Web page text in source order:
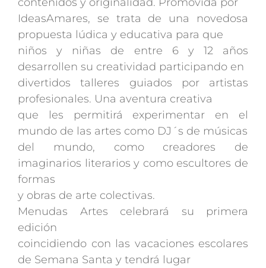
IdeasAmares, se trata de una novedosa
propuesta lúdica y educativa para que
niños y niñas de entre 6 y 12 años
desarrollen su creatividad participando en
divertidos talleres guiados por artistas
profesionales. Una aventura creativa
que les permitirá experimentar en el
mundo de las artes como DJ´s de músicas
del mundo, como creadores de
imaginarios literarios y como escultores de
formas
y obras de arte colectivas.
Menudas Artes celebrará su primera
edición
coincidiendo con las vacaciones escolares
de Semana Santa y tendrá lugar